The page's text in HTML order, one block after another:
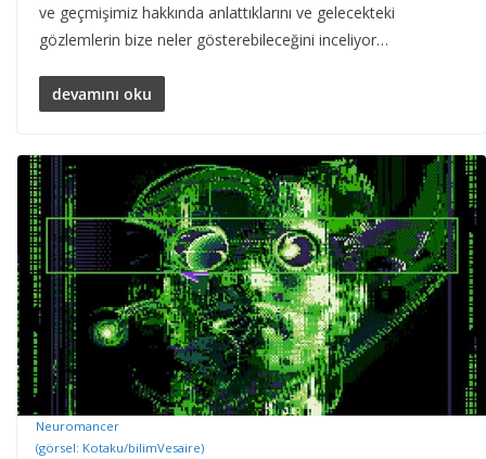
ve geçmişimiz hakkında anlattıklarını ve gelecekteki
gözlemlerin bize neler gösterebileceğini inceliyor…
devamını oku
Neuromancer
(görsel: Kotaku/bilimVesaire)